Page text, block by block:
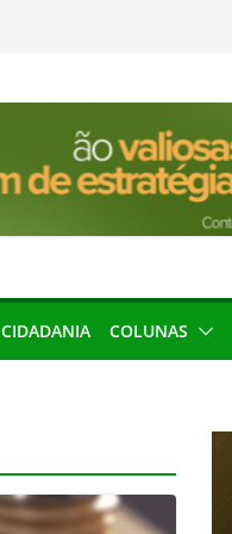
CIDADANIA COLUNAS